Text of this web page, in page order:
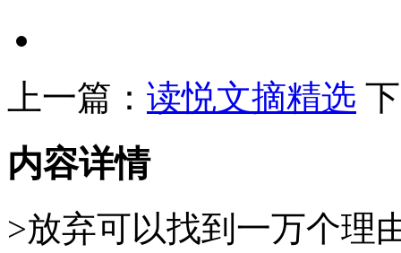
上一篇： 读悦文摘精选
内容详情
>放弃可以找到一万个理